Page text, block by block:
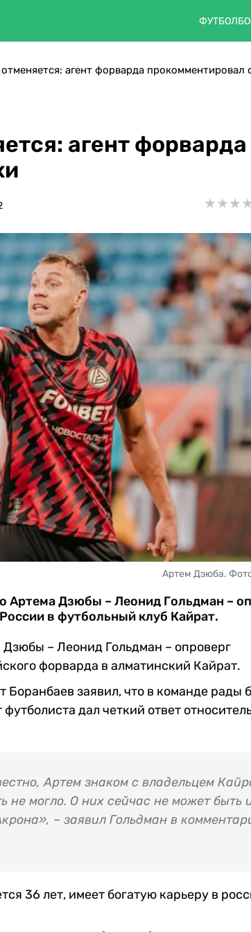
ФУТБОЛ
агент форварда прокомментировал
агент форварда
★★★
★★★
Артем Дзюба.
Артема Дзюбы – Леонид Гольдман –
в футбольный клуб Кайрат.
– Леонид Гольдман – опроверг
форварда в алматинский Кайрат.
Боранбаев заявил, что в команде рады
дал четкий ответ
Артем знаком с владельцем
не могло. О них сейчас не может быть
– заявил Гольдман в
36 лет, имеет богатую карьеру в